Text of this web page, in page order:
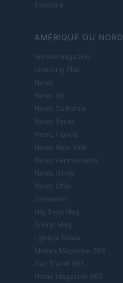
Encocina
AMÉRIQUE DU NORD
Womanmagazine
Investing Plus
Newz
Newz US
Newz California
Newz Texas
Newz Florida
Newz New York
Newz Pennsylvania
Newz Illinois
Newz Ohio
Gameland
Hig Tech Mag
Scoop Mag
Lgbtqia News
Motors Magazine 365
Day Travel 365
Home Magazine 365